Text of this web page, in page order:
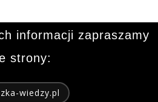
informacji zapraszamy
strony:
wiedzy.pl